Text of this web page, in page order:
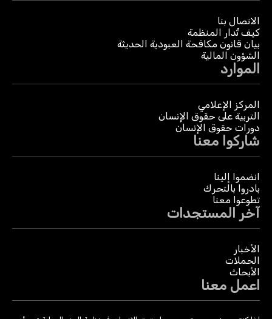
الاتصال بنا
كيف تُدار المنظمة
بيان قانون مكافحة العبودية الحديثة
الشؤون المالية
الموارد
المركز الإعلامي
التربية على حقوق الإنسان
دورات حقوق الإنسان
شاركوا معنا
انضموا إلينا
بادروا بالتحرك
تطوعوا معنا
آخر المستجدات
الأخبار
الحملات
الأبحاث
اعمل معنا